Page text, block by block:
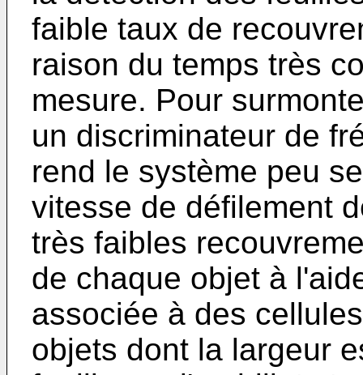
faible taux de
raison du temps très
mesure. Pour
un discriminateur de
rend le système peu
vitesse de défilement
très faibles
de chaque objet à
associée à des
objets dont la largeur